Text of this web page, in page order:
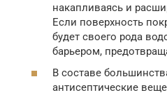
накапливаясь и
Если поверхность
будет своего рода
барьером,
В составе
антисептические